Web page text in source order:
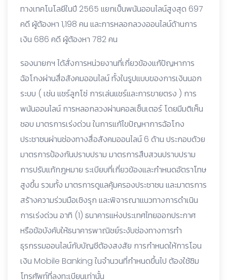
ทางเทคโนโลยีในปี 2565 แยกเป็นพนันออนไลน์สูงสุด 697
คดี ผู้ต้องหา 1,198 คน และการหลอกลวงออนไลน์ด้านการ
เงิน 686 คดี ผู้ต้องหา 782 คน
รองนายกฯ ได้สั่งการหน่วยงานที่เกี่ยวข้องแก้ปัญหาการ
ฉ้อโกงผ่านสื่อสังคมออนไลน์ ทั้งในรูปแบบของการเงินนอก
ระบบ ( เช่น แชร์ลูกโซ่ การเล่นแชร์และการขายตรง ) การ
พนันออนไลน์ การหลอกลวงผ่านคอลเซ็นเตอร์ โดยมีมติเห็น
ชอบ มาตรการเร่งด่วน ในการแก้ไขปัญหาการฉ้อโกง
ประชาชนผ่านช่องทางสื่อสังคมออนไลน์ 6 ด้าน ประกอบด้วย
มาตรการป้องกันปราบปราม มาตรการสืบสวนปราบปราม
การปรับแก้กฎหมาย ระเบียบที่เกี่ยวข้องและกำหนดอัตราโทษ
สูงขึ้น รวมทั้ง มาตรการดูแลคุ้มครองประชาชน และมาตรการ
สร้างความร่วมมือเชิงรุก และพิจารณาแนวทางการดำเนิน
การเร่งด่วน อาทิ (1) ธนาคารแห่งประเทศไทยออกประกาศ
หรือข้อบังคับให้ธนาคารพาณิชย์ระงับช่องทางการทำ
ธุรกรรมออนไลน์กับบัญชีต้องสงสัย การกำหนดให้การโอน
เงิน Mobile Banking ในจำนวนที่กำหนดขึ้นไป ต้องใช้ซิม
โทรศัพท์ที่ลงทะเบียนเท่านั้น